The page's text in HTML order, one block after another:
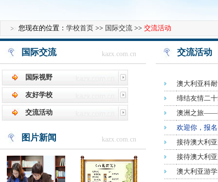
您现在的位置： 学校首页 >> 国际交流 >> 交流活动
国际交流 kazx.com.cn
国际视野
友好学校
交流活动
图片新闻 kazx.com.cn
交流活动
澳大利亚科
缔结友情二
澳洲之旅——
欢迎你，报
接待澳大利
接待澳大利
澳大利亚游